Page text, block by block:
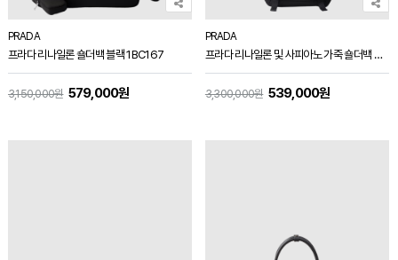
PRADA
프라다 리나일론 숄더백 블랙 1BC167
3,150,000원 579,000원
PRADA
프라다 리나일론 및 사피아노 가죽 숄더백 블랙 2VD066
3,300,000원 539,000원